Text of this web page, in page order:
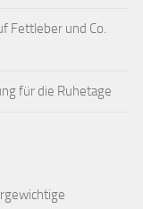
Fettleber und Co.
für die Ruhetage